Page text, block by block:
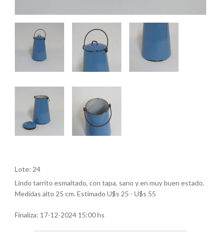
Lote: 24
Lindo tarrito esmaltado, con tapa, sano y en muy buen estado.
Medidas alto 25 cm. Estimado U$s 25 - U$s 55
Finaliza: 17-12-2024 15:00 hs